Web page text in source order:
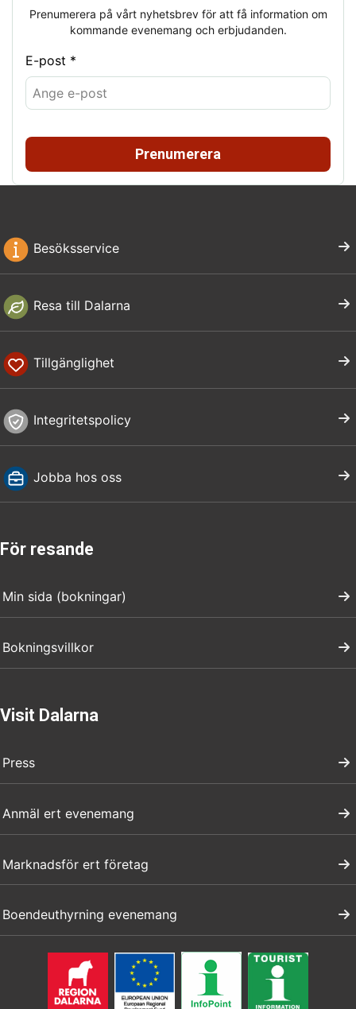
Prenumerera på vårt nyhetsbrev för att få information om
kommande evenemang och erbjudanden.
E-post *
Prenumerera
Besöksservice
Resa till Dalarna
Tillgänglighet
Integritetspolicy
Jobba hos oss
För resande
Min sida (bokningar)
Bokningsvillkor
Visit Dalarna
Press
Anmäl ert evenemang
Marknadsför ert företag
Boendeuthyrning evenemang